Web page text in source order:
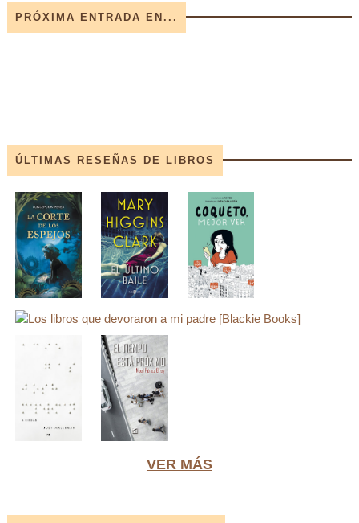
PRÓXIMA ENTRADA EN...
ÚLTIMAS RESEÑAS DE LIBROS
VER MÁS